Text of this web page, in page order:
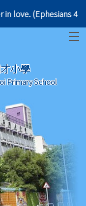
(Ephesians
小學
Primary School